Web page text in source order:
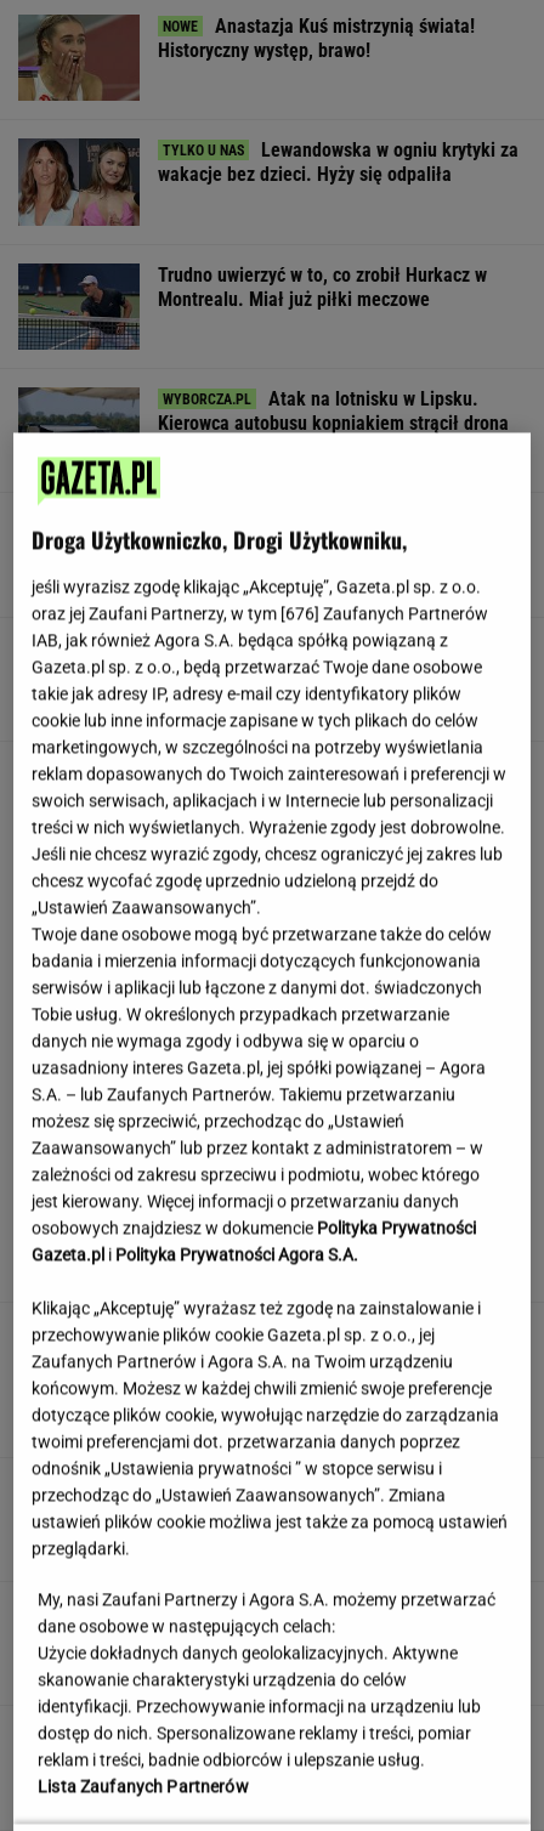
Anastazja Kuś mistrzynią świata!
Historyczny występ, brawo!
Lewandowska w ogniu krytyki za
wakacje bez dzieci. Hyży się odpaliła
Trudno uwierzyć w to, co zrobił Hurkacz w
Montrealu. Miał już piłki meczowe
Atak na lotnisku w Lipsku.
Kierowca autobusu kopniakiem strącił drona
SUBSKRYPCJA
kontroli PiS. "Znalazł się w pułapce"
SUBSKRYPCJA
To najprostszy syrop z mięty, jaki
zrobisz. Smakuje rewelacyjnie
Dwa pytony na szyi kobiety. Świadkowie
wezwali policję
Wachowicz wraz z Kurzopkami
pożegnała się z "halo tu polsat". Mówi o
zaskoczeniu
MARCIN WOLNIAK
Zwodniczy quiz dla oczytanych. Wskażesz
prawdziwy tytuł książki?
Nie czekaj, aż będzie za późno. To może
oznaczać, że szkoła przestała służyć dziecku
MATERIAŁ PROMOCYJNY
Partnerka Litewki po jego
śmierci: Niektórzy zlecieli się jak sępy
SUBSKRYPCJA
Droga Użytkowniczko, Drogi Użytkowniku,
jeśli wyrazisz zgodę klikając „Akceptuję”, Gazeta.pl sp. z o.o.
oraz jej Zaufani Partnerzy, w tym [676] Zaufanych Partnerów
IAB, jak również Agora S.A. będąca spółką powiązaną z
Gazeta.pl sp. z o.o., będą przetwarzać Twoje dane osobowe
takie jak adresy IP, adresy e-mail czy identyfikatory plików
cookie lub inne informacje zapisane w tych plikach do celów
marketingowych, w szczególności na potrzeby wyświetlania
reklam dopasowanych do Twoich zainteresowań i preferencji w
swoich serwisach, aplikacjach i w Internecie lub personalizacji
treści w nich wyświetlanych. Wyrażenie zgody jest dobrowolne.
Jeśli nie chcesz wyrazić zgody, chcesz ograniczyć jej zakres lub
chcesz wycofać zgodę uprzednio udzieloną przejdź do
„Ustawień Zaawansowanych”.
Twoje dane osobowe mogą być przetwarzane także do celów
badania i mierzenia informacji dotyczących funkcjonowania
serwisów i aplikacji lub łączone z danymi dot. świadczonych
Tobie usług. W określonych przypadkach przetwarzanie
danych nie wymaga zgody i odbywa się w oparciu o
uzasadniony interes Gazeta.pl, jej spółki powiązanej – Agora
S.A. – lub Zaufanych Partnerów. Takiemu przetwarzaniu
możesz się sprzeciwić, przechodząc do „Ustawień
Zaawansowanych” lub przez kontakt z administratorem – w
zależności od zakresu sprzeciwu i podmiotu, wobec którego
jest kierowany. Więcej informacji o przetwarzaniu danych
osobowych znajdziesz w dokumencie Polityka Prywatności
Gazeta.pl i Polityka Prywatności Agora S.A.
Klikając „Akceptuję” wyrażasz też zgodę na zainstalowanie i
przechowywanie plików cookie Gazeta.pl sp. z o.o., jej
Zaufanych Partnerów i Agora S.A. na Twoim urządzeniu
końcowym. Możesz w każdej chwili zmienić swoje preferencje
dotyczące plików cookie, wywołując narzędzie do zarządzania
twoimi preferencjami dot. przetwarzania danych poprzez
odnośnik „Ustawienia prywatności ” w stopce serwisu i
przechodząc do „Ustawień Zaawansowanych”. Zmiana
ustawień plików cookie możliwa jest także za pomocą ustawień
przeglądarki.
My, nasi Zaufani Partnerzy i Agora S.A. możemy przetwarzać
dane osobowe w następujących celach:
Użycie dokładnych danych geolokalizacyjnych. Aktywne
skanowanie charakterystyki urządzenia do celów
identyfikacji. Przechowywanie informacji na urządzeniu lub
dostęp do nich. Spersonalizowane reklamy i treści, pomiar
reklam i treści, badnie odbiorców i ulepszanie usług.
Lista Zaufanych Partnerów